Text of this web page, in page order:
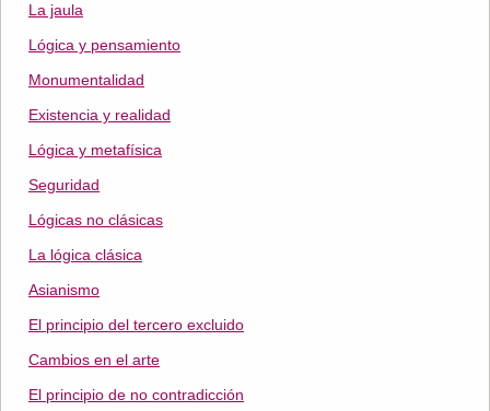
La jaula
Lógica y pensamiento
Monumentalidad
Existencia y realidad
Lógica y metafísica
Seguridad
Lógicas no clásicas
La lógica clásica
Asianismo
El principio del tercero excluido
Cambios en el arte
El principio de no contradicción